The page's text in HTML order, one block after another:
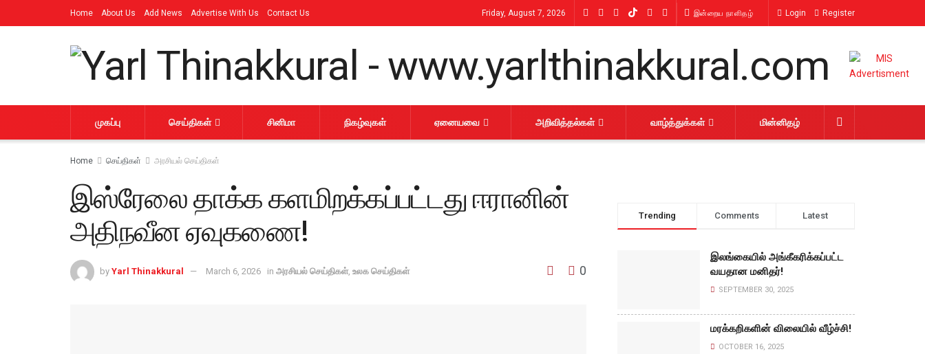
Home About Us Add News Advertise With Us Contact Us Friday, August 7, 2026 இன்றைய நாளிதழ் Login Register
முகப்பு செய்திகள் சினிமா நிகழ்வுகள் ஏனையவை அறிவித்தல்கள் வாழ்த்துக்கள் மின்னிதழ்
Home செய்திகள் அரசியல் செய்திகள்
இஸ்ரேலை தாக்க களமிறக்கப்பட்டது ஈரானின்
அதிநவீன ஏவுகணை!
by Yarl Thinakkural March 6, 2026 in அரசியல் செய்திகள், உலக செய்திகள் 0
Trending Comments Latest
இலங்கையில் அங்கீகரிக்கப்பட்ட
வயதான மனிதர்!
SEPTEMBER 30, 2025
மரக்கறிகளின் விலையில் வீழ்ச்சி!
OCTOBER 16, 2025